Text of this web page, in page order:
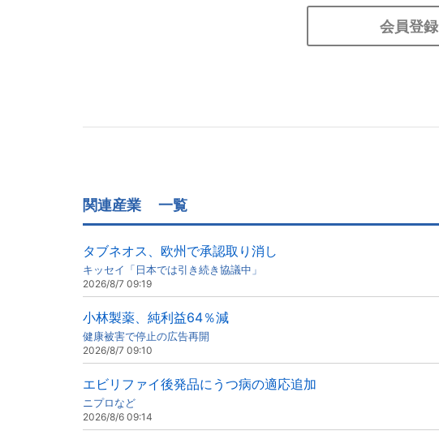
会員登録
関連産業 一覧
タブネオス、欧州で承認取り消し
キッセイ「日本では引き続き協議中」
2026/8/7 09:19
小林製薬、純利益64％減
健康被害で停止の広告再開
2026/8/7 09:10
エビリファイ後発品にうつ病の適応追加
ニプロなど
2026/8/6 09:14